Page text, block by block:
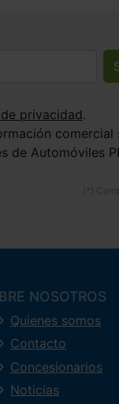
privacidad.
comercial
Automóviles
NOSOTROS
Quienes somos
Contacto
Concesionarios
Noticias